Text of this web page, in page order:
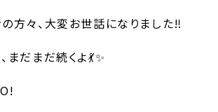
方々、大変お世話になりました‼️
まだまだ続くよ💃✨